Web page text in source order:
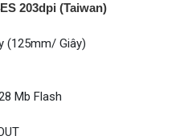
203dpi (Taiwan)
(125mm/ Giây)
Mb Flash